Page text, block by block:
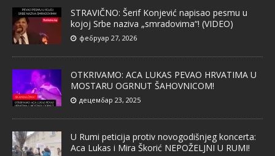
STRAVIČNO: Šerif Konjević napisao pesmu u
kojoj Srbe naziva „smradovima“! (VIDEO)
фебруар 27, 2026
OTKRIVAMO: ACA LUKAS PEVAO HRVATIMA U
MOSTARU OGRNUT ŠAHOVNICOM!
децембар 23, 2025
U Rumi peticija protiv novogodišnjeg koncerta:
Aca Lukas i Mira Škorić NEPOŽELJNI U RUMI!